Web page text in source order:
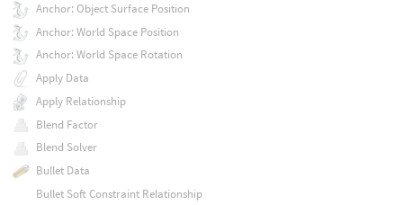
Anchor: Object Surface Position
Anchor: World Space Position
Anchor: World Space Rotation
Apply Data
Apply Relationship
Blend Factor
Blend Solver
Bullet Data
Bullet Soft Constraint Relationship